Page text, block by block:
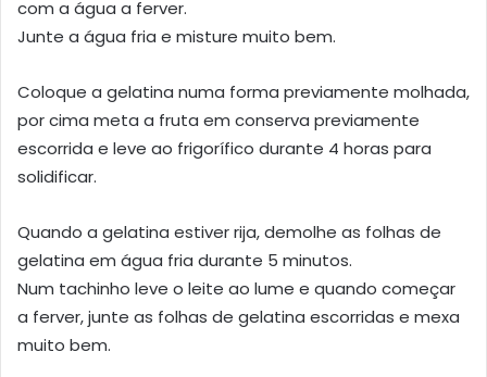
com a água a ferver.
Junte a água fria e misture muito bem.
Coloque a gelatina numa forma previamente molhada,
por cima meta a fruta em conserva previamente
escorrida e leve ao frigorífico durante 4 horas para
solidificar.
Quando a gelatina estiver rija, demolhe as folhas de
gelatina em água fria durante 5 minutos.
Num tachinho leve o leite ao lume e quando começar
a ferver, junte as folhas de gelatina escorridas e mexa
muito bem.